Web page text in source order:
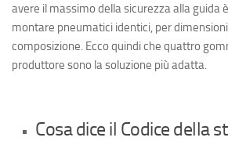
avere il massimo della sicurezza alla guida
montare pneumatici identici, per
composizione. Ecco quindi che quattro
produttore sono la soluzione più adatta.
Cosa dice il Codice della